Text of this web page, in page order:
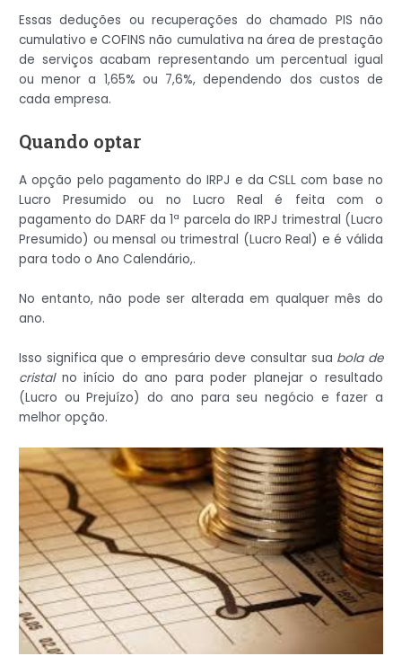
Essas deduções ou recuperações do chamado PIS não
cumulativo e COFINS não cumulativa na área de prestação
de serviços acabam representando um percentual igual
ou menor a 1,65% ou 7,6%, dependendo dos custos de
cada empresa.
Quando optar
A opção pelo pagamento do IRPJ e da CSLL com base no
Lucro Presumido ou no Lucro Real é feita com o
pagamento do DARF da 1ª parcela do IRPJ trimestral (Lucro
Presumido) ou mensal ou trimestral (Lucro Real) e é válida
para todo o Ano Calendário,.
No entanto, não pode ser alterada em qualquer mês do
ano.
Isso significa que o empresário deve consultar sua bola de
cristalno início do ano para poder planejar o resultado
(Lucro ou Prejuízo) do ano para seu negócio e fazer a
melhor opção.